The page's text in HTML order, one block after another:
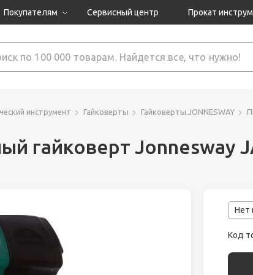
Покупателям
Как оформить заказ?
Сервисный центр Прокат
инструмент Гайковерты Гайковерты JONNESWAY
гайковерт Jonnesway
Нет
Код